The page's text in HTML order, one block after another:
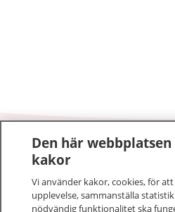
1177–tryggt om din
På 1177.se får du råd om
sjukdomar och vilka
Den här
kakor
Vi använder kakor, cookies, för
upplevelse, sammanställa
nödvändig funktionalitet ska